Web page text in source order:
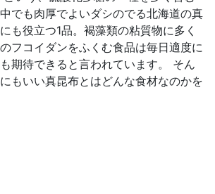
でも肉厚でよいダシのでる北海道の真
も役立つ1品。褐藻類の粘質物に多く
フコイダンをふくむ食品は毎日適度に
期待できると言われています。 そん
もいい真昆布とはどんな食材なのかを